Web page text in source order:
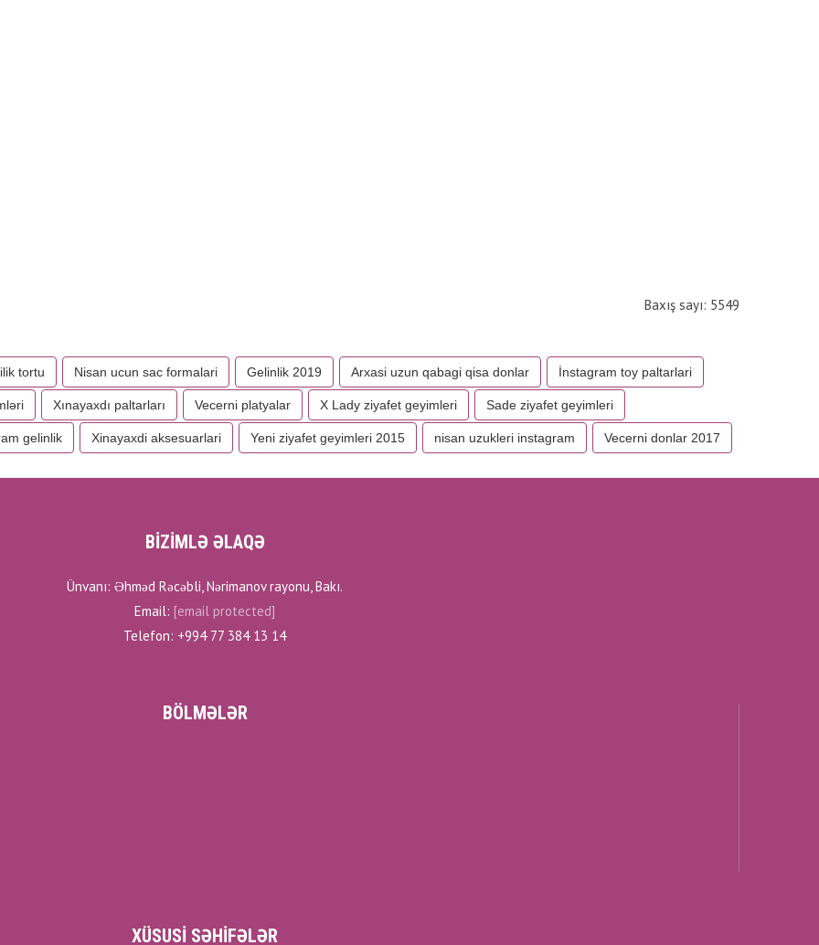
Baxış sayı: 5549
tortu Nisan ucun sac formalari Gelinlik 2019 Arxasi uzun qabagi qisa donlar İnstagram toy paltarlari
Xınayaxdı paltarları Vecerni platyalar X Lady ziyafet geyimleri Sade ziyafet geyimleri
gelinlik Xinayaxdi aksesuarlari Yeni ziyafet geyimleri 2015 nisan uzukleri instagram Vecerni donlar 2017
BİZİMLƏ ƏLAQƏ
Ünvanı: Əhməd Rəcəbli, Nərimanov rayonu, Bakı.
Email: [email protected]
Telefon: +994 77 384 13 14
BÖLMƏLƏR
XÜSUSI SƏHIFƏLƏR